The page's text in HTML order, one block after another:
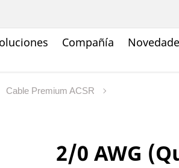
Compañía
Cable Premium ACSR
2/0 AWG